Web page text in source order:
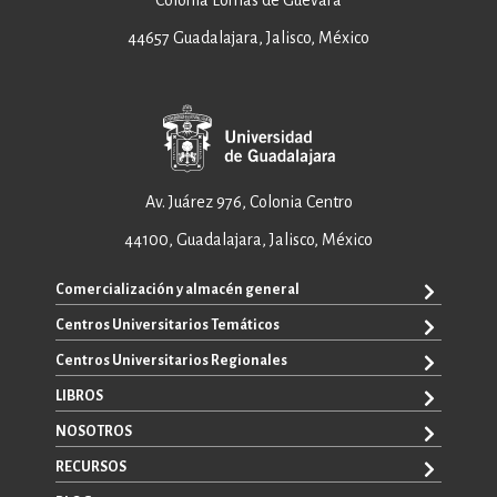
44657 Guadalajara, Jalisco, México
Av. Juárez 976, Colonia Centro
44100, Guadalajara, Jalisco, México
Comercialización y almacén general
ventas@editorial.udg.mx
WhatsApp: +52 33 1433 6869
Centros Universitarios Temáticos
CUAAD
CUCEA
CUCBA
CUCEI
Centros Universitarios Regionales
CUAAD
CUCBA
CUCOSTA
LIBROS
TODOS LOS LIBROS
E-BOOKS
NOSOTROS
SOBRE NOSOTROS
RECURSOS